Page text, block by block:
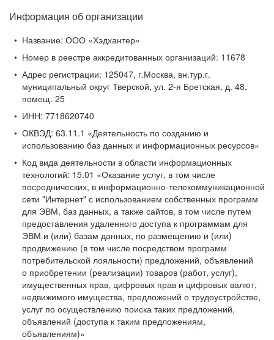
Информация об организации
Название: ООО «Хэдхантер»
Номер в реестре аккредитованных организаций: 11678
Адрес регистрации: 125047, г.Москва, вн.тур.г.
муниципальный округ Тверской, ул. 2-я Бретская, д. 48,
помещ. 25
ИНН: 7718620740
ОКВЭД: 63.11.1 «Деятельность по созданию и
использованию баз данных и информационных ресурсов»
Код вида деятельности в области информационных
технологий: 15.01 «Оказание услуг, в том числе
посреднических, в информационно-телекоммуникационной
сети "Интернет" с использованием собственных программ
для ЭВМ, баз данных, а также сайтов, в том числе путем
предоставления удаленного доступа к программам для
ЭВМ и (или) базам данных, по размещению и (или)
продвижению (в том числе посредством программ
потребительской лояльности) предложений, объявлений
о приобретении (реализации) товаров (работ, услуг),
имущественных прав, цифровых прав и цифровых валют,
недвижимого имущества, предложений о трудоустройстве,
услуг по осуществлению поиска таких предложений,
объявлений (доступа к таким предложениям,
объявлениям)»